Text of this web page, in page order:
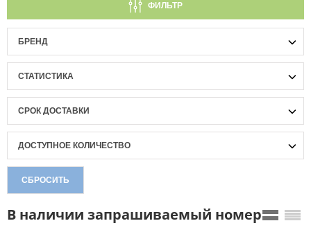
ФИЛЬТР
БРЕНД
СТАТИСТИКА
СРОК ДОСТАВКИ
ДОСТУПНОЕ КОЛИЧЕСТВО
СБРОСИТЬ
В наличии запрашиваемый номер